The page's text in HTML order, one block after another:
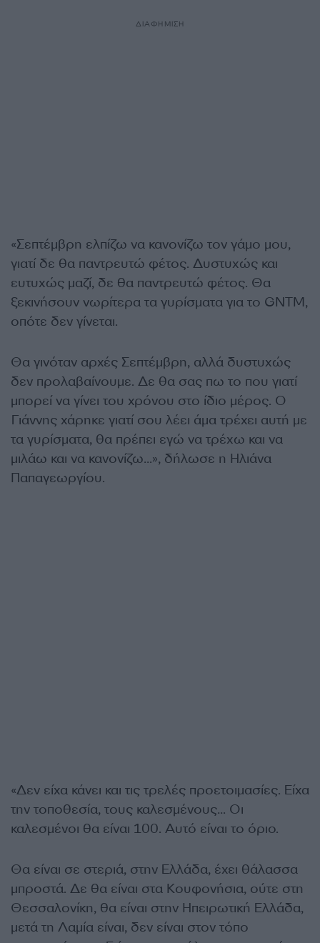
ΔΙΑΦΗΜΙΣΗ
«Σεπτέμβρη ελπίζω να κανονίζω τον γάμο μου,
γιατί δε θα παντρευτώ φέτος. Δυστυχώς και
ευτυχώς μαζί, δε θα παντρευτώ φέτος. Θα
ξεκινήσουν νωρίτερα τα γυρίσματα για το GNTM,
οπότε δεν γίνεται.
Θα γινόταν αρχές Σεπτέμβρη, αλλά δυστυχώς
δεν προλαβαίνουμε. Δε θα σας πω το που γιατί
μπορεί να γίνει του χρόνου στο ίδιο μέρος. Ο
Γιάννης χάρηκε γιατί σου λέει άμα τρέχει αυτή με
τα γυρίσματα, θα πρέπει εγώ να τρέχω και να
μιλάω και να κανονίζω…», δήλωσε η Ηλιάνα
Παπαγεωργίου.
«Δεν είχα κάνει και τις τρελές προετοιμασίες. Είχα
την τοποθεσία, τους καλεσμένους… Οι
καλεσμένοι θα είναι 100. Αυτό είναι το όριο.
Θα είναι σε στεριά, στην Ελλάδα, έχει θάλασσα
μπροστά. Δε θα είναι στα Κουφονήσια, ούτε στη
Θεσσαλονίκη, θα είναι στην Ηπειρωτική Ελλάδα,
μετά τη Λαμία είναι, δεν είναι στον τόπο